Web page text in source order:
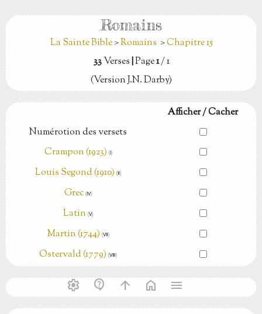
Romains
La Sainte Bible>Romains >Chapitre 15
33Verses|Page1/ 1
(Version J.N. Darby)
Afficher / Cacher
Numérotion des versets
Crampon (1923) (Ⅰ)
Louis Segond (1910)(Ⅱ)
Grec (Ⅳ)
Latin (Ⅴ)
Martin (1744) (Ⅶ)
Ostervald (1779) (Ⅷ)
settings contact_support arrow_upward home menu